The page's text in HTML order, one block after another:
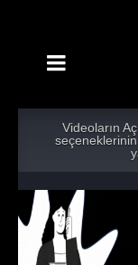
Videoların